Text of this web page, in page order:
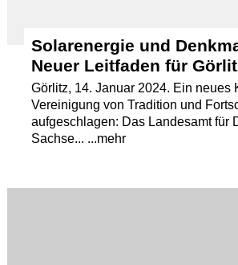
Solarenergie und
Neuer Leitfaden für
Görlitz, 14. Januar 2024. Ein neues
Vereinigung von Tradition und
aufgeschlagen: Das Landesamt für
Sachse... ...mehr